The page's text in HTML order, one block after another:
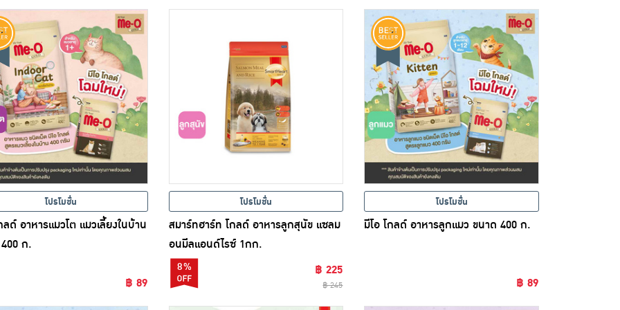
โปรโมชั่น
ลด์ อาหารแมวโต แมวเลี้ยงในบ้าน
ก.
฿ 89
โปรโมชั่น
สมาร์ทฮาร์ท โกลด์ อาหารลูกสุนัข แซลม
อนมีลแอนด์ไรซ์ 1กก.
8% ฿ 225
฿ 245
โปรโมชั่น
มีโอ โกลด์ อาหารลูกแมว ขนาด 400 ก.
฿ 89